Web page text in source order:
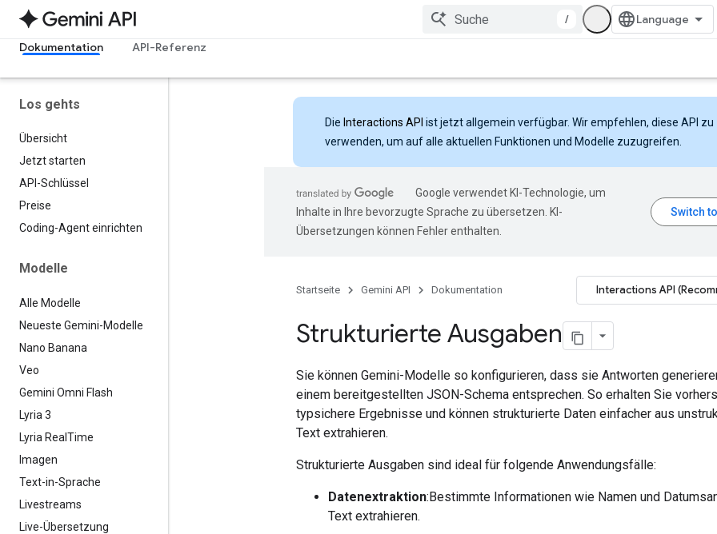
/
Dokumentation API-Referenz
Los gehts
Übersicht
Jetzt starten
API-Schlüssel
Preise
Coding-Agent einrichten
Modelle
Alle Modelle
Neueste Gemini-Modelle
Nano Banana
Veo
Gemini Omni Flash
Lyria 3
Lyria Real Time
Imagen
Text-in-Sprache
Livestreams
Live-Übersetzung
Die Interactions API ist jetzt allgemein verfügbar. Wir empfehlen, diese API zu
verwenden, um auf alle aktuellen Funktionen und Modelle zuzugreifen.
Google verwendet KI-Technologie, um
Inhalte in Ihre bevorzugte Sprache zu übersetzen. KI-
Übersetzungen können Fehler enthalten.
Startseite Gemini API Dokumentation Interactions API
Strukturierte Ausgaben
Sie können Gemini-Modelle so konfigurieren, dass sie Antworten
einem bereitgestellten JSON-Schema entsprechen. So erhalten Sie
typsichere Ergebnisse und können strukturierte Daten einfacher aus
Text extrahieren.
Strukturierte Ausgaben sind ideal für folgende Anwendungsfälle:
Datenextraktion:Bestimmte Informationen wie Namen und
Text extrahieren.